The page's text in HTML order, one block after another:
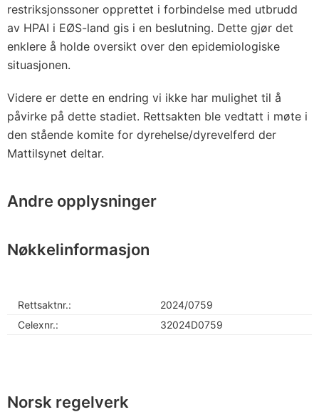
restriksjonssoner opprettet i forbindelse med utbrudd
av HPAI i EØS-land gis i en beslutning. Dette gjør det
enklere å holde oversikt over den epidemiologiske
situasjonen.
Videre er dette en endring vi ikke har mulighet til å
påvirke på dette stadiet. Rettsakten ble vedtatt i møte i
den stående komite for dyrehelse/dyrevelferd der
Mattilsynet deltar.
Andre opplysninger
Nøkkelinformasjon
Rettsaktnr.:
2024/0759
Celexnr.:
32024D0759
Norsk regelverk